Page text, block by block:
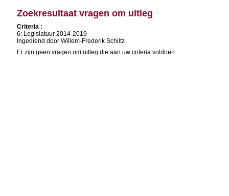
Zoekresultaat vragen om uitleg
Criteria :
6: Legislatuur 2014-2019
Ingediend door Willem-Frederik Schiltz
Er zijn geen vragen om uitleg die aan uw criteria voldoen.